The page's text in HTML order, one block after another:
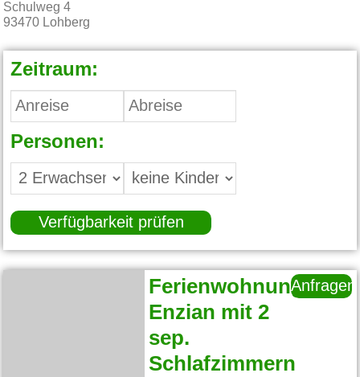
Schulweg 4
93470 Lohberg
Zeitraum:
Personen:
Verfügbarkeit prüfen
Ferienwohnung
Enzian mit 2
sep.
Schlafzimmern
Anfragen